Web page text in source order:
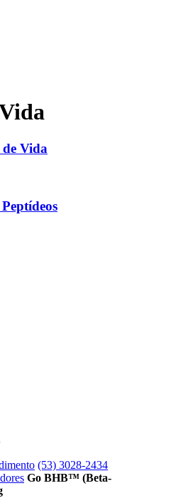
Vida
(53) 3028-2434
Go BHB™ (Beta-